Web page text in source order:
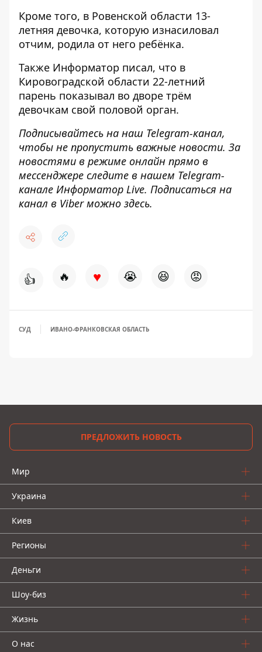
Кроме того, в Ровенской области 13-
летняя девочка, которую изнасиловал
отчим, родила от него ребёнка.
Также Информатор писал, что в
Кировоградской области 22-летний
парень показывал во дворе трём
девочкам свой половой орган.
Подписывайтесь на наш Telegram-канал,
чтобы не пропустить важные новости. За
новостями в режиме онлайн прямо в
мессенджере следите в нашем Telegram-
канале Информатор Live. Подписаться на
канал в Viber можно здесь.
👍 🔥 ♥ 😭 😆 😡
СУД ИВАНО-ФРАНКОВСКАЯ ОБЛАСТЬ
ПРЕДЛОЖИТЬ НОВОСТЬ
Мир
Украина
Киев
Регионы
Деньги
Шоу-биз
Жизнь
О нас